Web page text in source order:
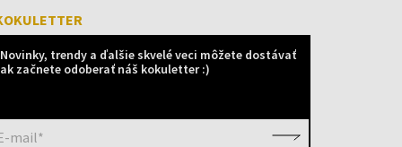
Novinky, trendy a ďalšie skvelé veci môžete dostávať
ak začnete odoberať náš kokuletter :)
mail*